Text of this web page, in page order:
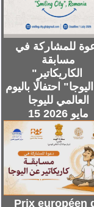
للمشاركة في
مسابقة
احتفالًا باليوم
العالمي لليوجا
Prix européen